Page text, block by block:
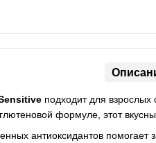
подходит для
формуле, этот
антиоксидантов помогает